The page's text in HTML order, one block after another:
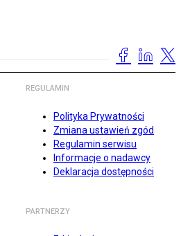
REGULAMIN
Polityka Prywatności
Zmiana ustawień zgód
Regulamin serwisu
Informacje o nadawcy
Deklaracja dostępności
PARTNERZY